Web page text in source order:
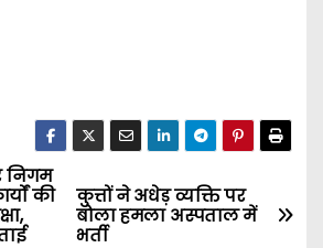
कुत्तों ने अधेड़ व्यक्ति पर
बोला हमला अस्पताल में
भर्ती
निगम
की